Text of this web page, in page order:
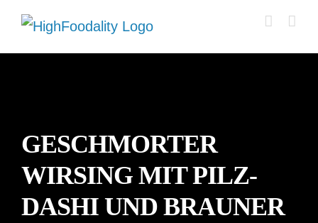
Zum
Inhalt
GESCHMORTER
WIRSING MIT PILZ-
DASHI UND BRAUNER